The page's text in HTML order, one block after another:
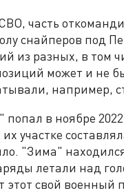
часть
снайперов под
из разных, в том
может и не
например,
в ноябре
участке
"Зима"
летали над
свой военный